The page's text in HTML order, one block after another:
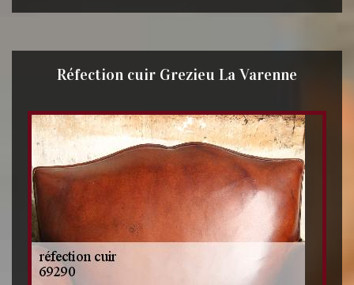
Réfection cuir Grezieu La Varenne